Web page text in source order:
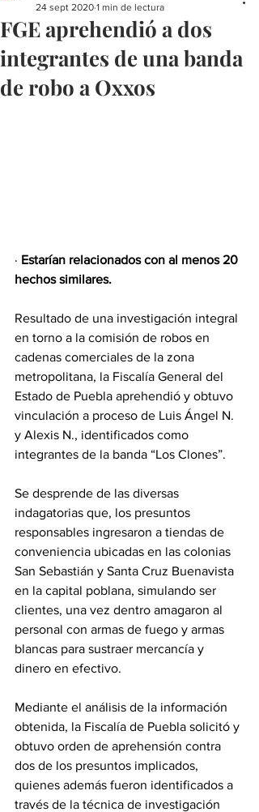
FGE aprehendió a dos
integrantes de una banda
de robo a Oxxos
24 sept 2020 1 min de lectura
· Estarían relacionados con al menos 20
hechos similares.
Resultado de una investigación integral
en torno a la comisión de robos en
cadenas comerciales de la zona
metropolitana, la Fiscalía General del
Estado de Puebla aprehendió y obtuvo
vinculación a proceso de Luis Ángel N.
y Alexis N., identificados como
integrantes de la banda “Los Clones”.
Se desprende de las diversas
indagatorias que, los presuntos
responsables ingresaron a tiendas de
conveniencia ubicadas en las colonias
San Sebastián y Santa Cruz Buenavista
en la capital poblana, simulando ser
clientes, una vez dentro amagaron al
personal con armas de fuego y armas
blancas para sustraer mercancía y
dinero en efectivo.
Mediante el análisis de la información
obtenida, la Fiscalía de Puebla solicitó y
obtuvo orden de aprehensión contra
dos de los presuntos implicados,
quienes además fueron identificados a
través de la técnica de investigación